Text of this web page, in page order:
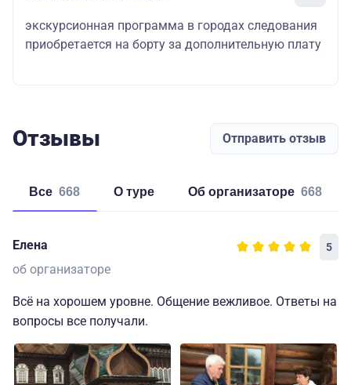
экскурсионная программа в городах следования
приобретается на борту за дополнительную плату
Отзывы Отправить отзыв
Все 668 о туре об организаторе 668
Елена 5
об организаторе
Всё на хорошем уровне. Общение вежливое. Ответы на
вопросы все получали.